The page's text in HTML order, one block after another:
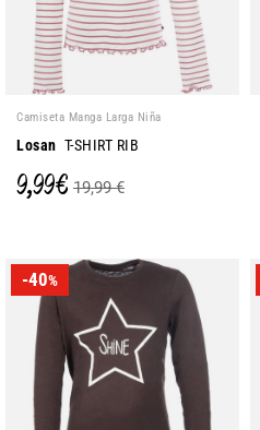
Camiseta Manga Larga Niña
Losan T-SHIRT RIB
9,99 € 19,99 €
-40%